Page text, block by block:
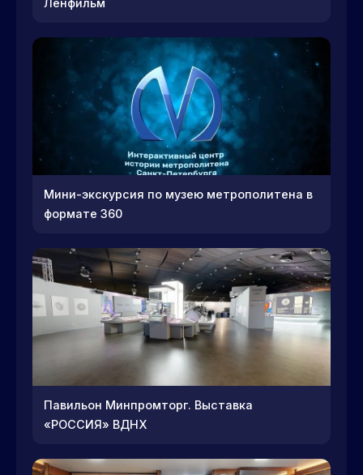
Мини-экскурсия по музею метрополитена в
формате 360
Павильон Минпромторг. Выставка
«РОССИЯ» ВДНХ